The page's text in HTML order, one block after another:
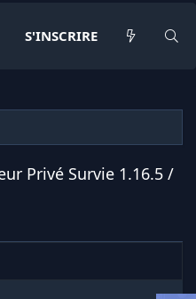
S'INSCRIRE
Privé Survie 1.16.5 /